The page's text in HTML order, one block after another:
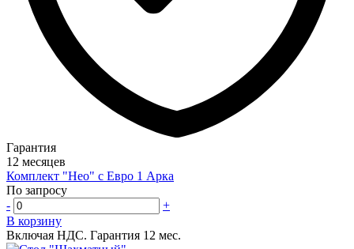
Гарантия
12 месяцев
Комплект "Нео" с Евро 1 Арка
По запросу
-
+
В корзину
Включая НДС. Гарантия 12 мес.